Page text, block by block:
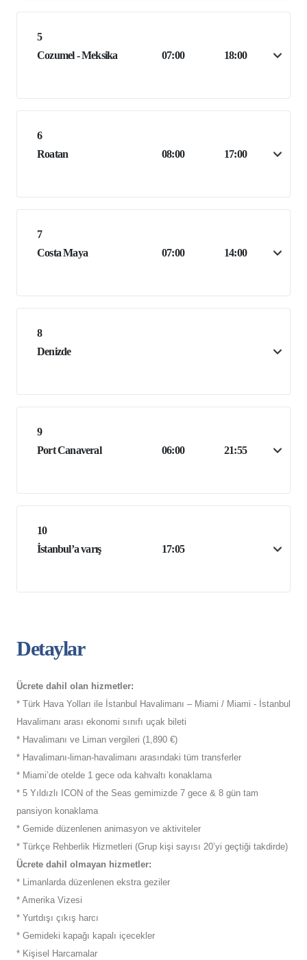
5
Cozumel - Meksika
07:00 18:00
6
Roatan
08:00 17:00
7
Costa Maya
07:00 14:00
8
Denizde
9
Port Canaveral
06:00 21:55
10
İstanbul’a varış
17:05
Detaylar
Ücrete dahil olan hizmetler:
* Türk Hava Yolları ile İstanbul Havalimanı – Miami / Miami - İstanbul
Havalimanı arası ekonomi sınıfı uçak bileti
* Havalimanı ve Liman vergileri (1,890 €)
* Havalimanı-liman-havalimanı arasındaki tüm transferler
* Miami’de otelde 1 gece oda kahvaltı konaklama
* 5 Yıldızlı ICON of the Seas gemimizde 7 gece & 8 gün tam
pansiyon konaklama
* Gemide düzenlenen animasyon ve aktiviteler
* Türkçe Rehberlik Hizmetleri (Grup kişi sayısı 20’yi geçtiği takdirde)
Ücrete dahil olmayan hizmetler:
* Limanlarda düzenlenen ekstra geziler
* Amerika Vizesi
* Yurtdışı çıkış harcı
* Gemideki kapağı kapalı içecekler
* Kişisel Harcamalar